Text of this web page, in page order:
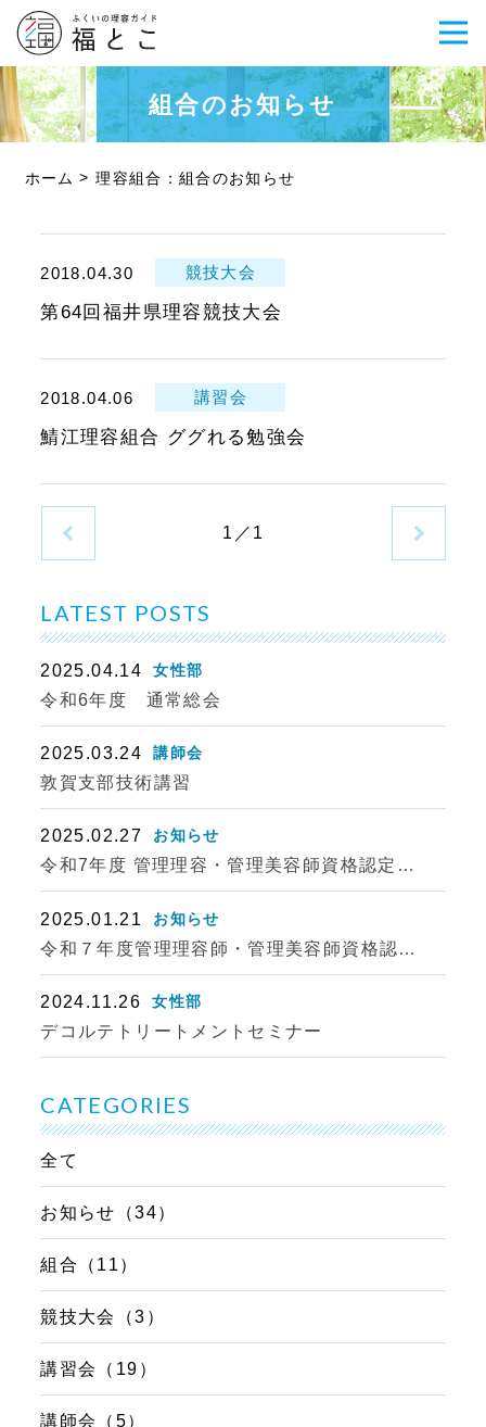
組合のお知らせ
ホーム 理容組合：組合のお知らせ
2018.04.30 競技大会
第64回福井県理容競技大会
2018.04.06 講習会
鯖江理容組合 ググれる勉強会
1／1
LATEST POSTS
2025.04.14 女性部
令和6年度 通常総会
2025.03.24 講師会
敦賀支部技術講習
2025.02.27 お知らせ
令和7年度 管理理容・管理美容師資格認定…
2025.01.21 お知らせ
令和７年度管理理容師・管理美容師資格認…
2024.11.26 女性部
デコルテトリートメントセミナー
CATEGORIES
全て
お知らせ（34）
組合（11）
競技大会（3）
講習会（19）
講師会（5）